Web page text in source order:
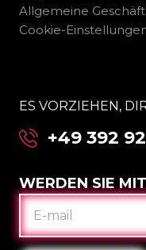
Allgemeine
Cookie-
ES VORZIEHEN,
+49 392
WERDEN SIE
E-
MAIL